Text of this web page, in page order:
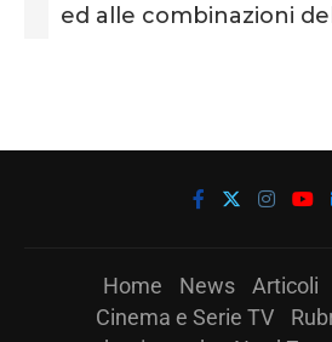
ed alle combinazioni
Home News Articoli
Cinema e Serie TV